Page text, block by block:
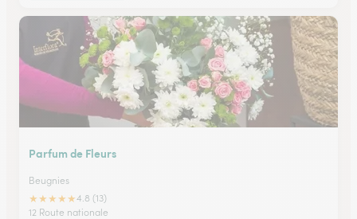
Parfum de Fleurs
Beugnies
★★★★★4.8 (13)
12 Route nationale